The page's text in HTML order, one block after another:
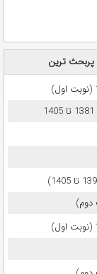
پربحث ترین